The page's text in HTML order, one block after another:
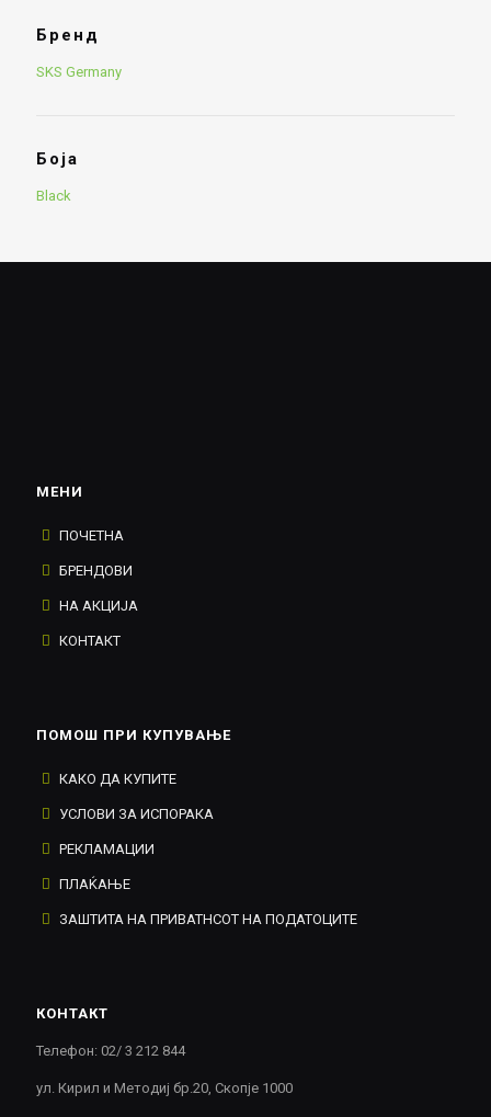
Бренд
SKS Germany
Боја
Black
МЕНИ
ПОЧЕТНА
БРЕНДОВИ
НА АКЦИЈА
КОНТАКТ
ПОМОШ ПРИ КУПУВАЊЕ
КАКО ДА КУПИТЕ
УСЛОВИ ЗА ИСПОРАКА
РЕКЛАМАЦИИ
ПЛАЌАЊЕ
ЗАШТИТА НА ПРИВАТНСОТ НА ПОДАТОЦИТЕ
КОНТАКТ
Телефон: 02/ 3 212 844
ул. Кирил и Методиј бр.20, Скопје 1000